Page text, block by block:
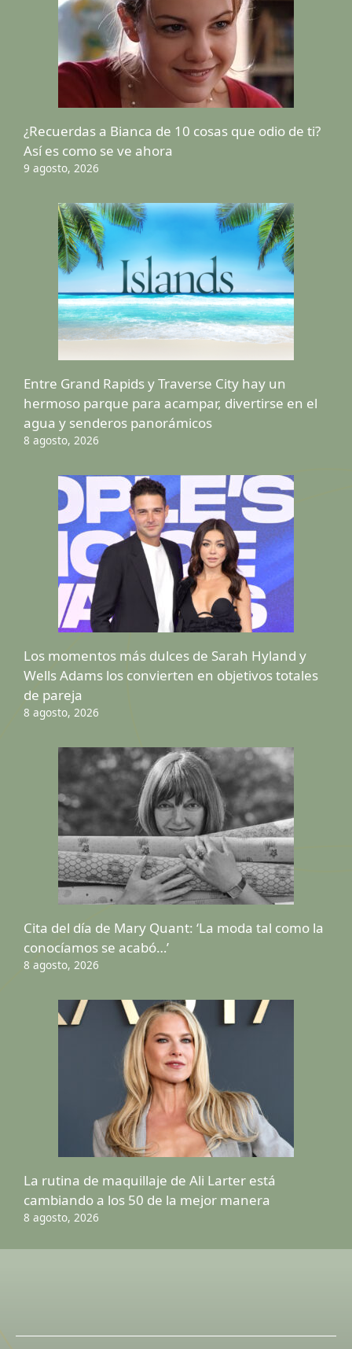
¿Recuerdas a Bianca de 10 cosas que odio de ti?
Así es como se ve ahora
9 agosto, 2026
Entre Grand Rapids y Traverse City hay un
hermoso parque para acampar, divertirse en el
agua y senderos panorámicos
8 agosto, 2026
Los momentos más dulces de Sarah Hyland y
Wells Adams los convierten en objetivos totales
de pareja
8 agosto, 2026
Cita del día de Mary Quant: ‘La moda tal como la
conocíamos se acabó…’
8 agosto, 2026
La rutina de maquillaje de Ali Larter está
cambiando a los 50 de la mejor manera
8 agosto, 2026